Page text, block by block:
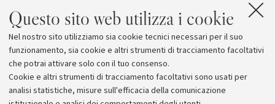
Questo sito web utilizza i cookie
Nel nostro sito utilizziamo sia cookie tecnici necessari per il suo
funzionamento, sia cookie e altri strumenti di tracciamento facoltativi
che potrai attivare solo con il tuo consenso.
Cookie e altri strumenti di tracciamento facoltativi sono usati per
analisi statistiche, misure sull'efficacia della comunicazione